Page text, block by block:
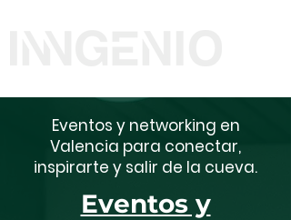
Eventos y networking en
Valencia para conectar,
inspirarte y salir de la cueva.
Eventos y